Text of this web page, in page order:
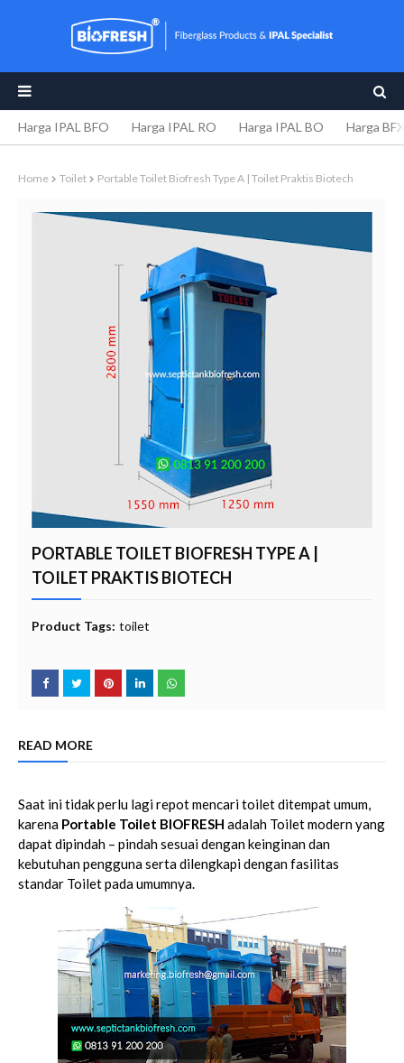
Harga IPAL BFO Harga IPAL RO Harga IPAL BO Harga BFX
Home Toilet Portable Toilet Biofresh Type A | Toilet Praktis Biotech
PORTABLE TOILET BIOFRESH TYPE A |
TOILET PRAKTIS BIOTECH
Product Tags: toilet
READ MORE
Saat ini tidak perlu lagi repot mencari toilet ditempat umum,
karena Portable Toilet BIOFRESH adalah Toilet modern yang
dapat dipindah – pindah sesuai dengan keinginan dan
kebutuhan pengguna serta dilengkapi dengan fasilitas
standar Toilet pada umumnya.